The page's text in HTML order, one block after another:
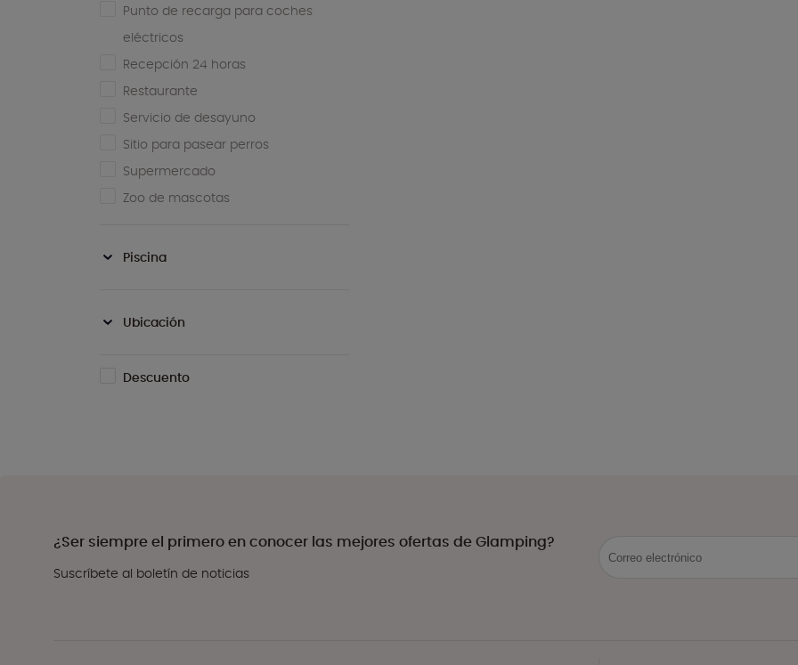
Punto de recarga para coches
eléctricos
Recepción 24 horas
Restaurante
Servicio de desayuno
Sitio para pasear perros
Supermercado
Zoo de mascotas
Piscina
Ubicación
Descuento
¿Ser siempre el primero en conocer las mejores ofertas de Glamping?
Suscríbete al boletín de noticias